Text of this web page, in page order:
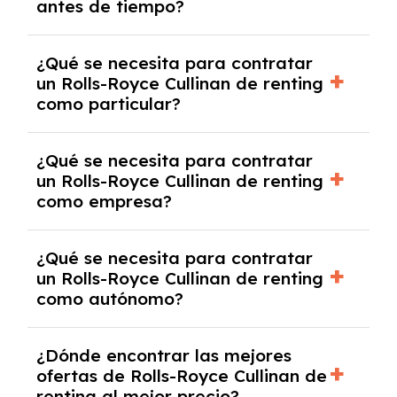
debido al resultado del estudio de viabilidad
económica.
antes de tiempo?
pero puede haber penalizaciones por
cancelación anticipada. Es importante revisar
las condiciones del contrato y hablar con un
experto que te asesore.
¿Qué se necesita para contratar
un Rolls-Royce Cullinan de renting
como particular?
y, en algunos casos, una consulta de solvencia
crediticia y un pago inicial.
¿Qué se necesita para contratar
un Rolls-Royce Cullinan de renting
como empresa?
documentación financiera y, en algunos
casos, un informe de solvencia de la empresa
y un pago inicial.
¿Qué se necesita para contratar
un Rolls-Royce Cullinan de renting
como autónomo?
autónomos, justificante de ingresos y, en
algunos casos, un informe fiscal y un pago
¿Dónde encontrar las mejores
ofertas de Rolls-Royce Cullinan de